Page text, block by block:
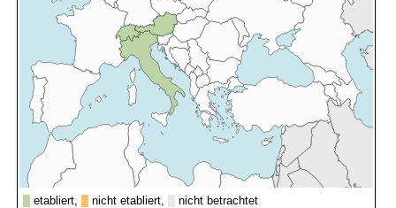
etabliert, nicht etabliert,
nicht betrachtet